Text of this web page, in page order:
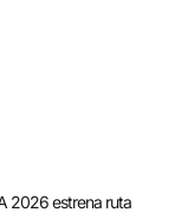
2026 estrena ruta